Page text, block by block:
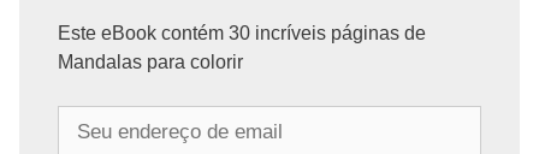
Este eBook contém 30 incríveis páginas de
Mandalas para colorir